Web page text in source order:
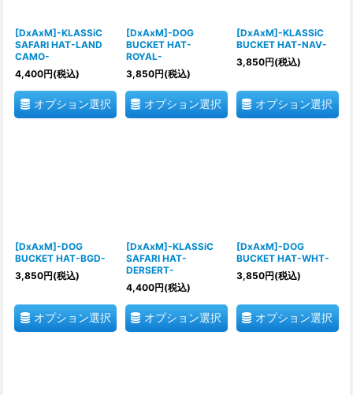
[DxAxM]-KLASSiC
SAFARI HAT-LAND
CAMO-
4,400円(税込)
オプション選択
[DxAxM]-DOG
BUCKET HAT-
ROYAL-
3,850円(税込)
オプション選択
[DxAxM]-KLASSiC
BUCKET HAT-NAV-
3,850円(税込)
オプション選択
[DxAxM]-DOG
BUCKET HAT-BGD-
3,850円(税込)
オプション選択
[DxAxM]-KLASSiC
SAFARI HAT-
DERSERT-
4,400円(税込)
オプション選択
[DxAxM]-DOG
BUCKET HAT-WHT-
3,850円(税込)
オプション選択